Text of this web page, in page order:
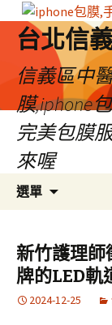
台北信
信義區中
膜,iphone
完美包膜
來喔
選單
容
區
新竹護理師
牌的LED軌
2024-12-25